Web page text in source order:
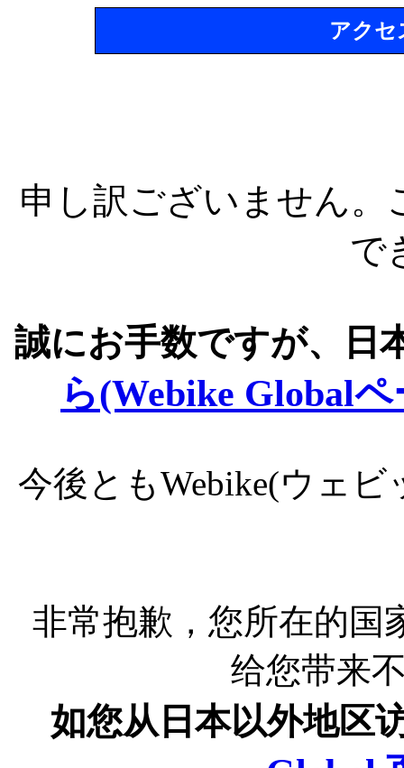
アクセ
申し訳ございません
で
誠にお手数ですが、日
ら(Webike Global
今後ともWebike(ウェ
非常抱歉，您所在的国
给您带来
如您从日本以外地区